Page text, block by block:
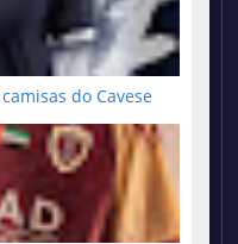
do Cavese